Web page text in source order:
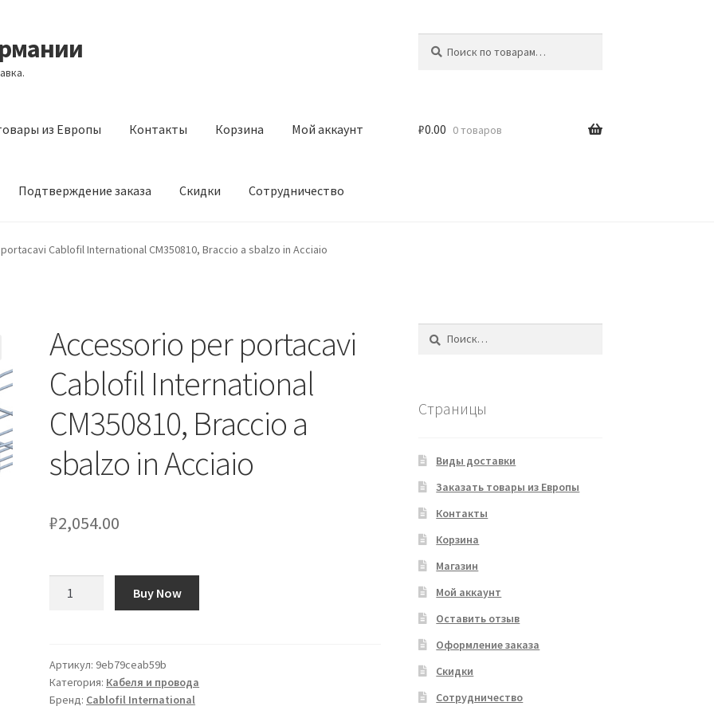
из Европы Контакты Корзина Мой аккаунт
Подтверждение заказа Скидки Сотрудничество
ЕвропыКонтакты КорзинаМой аккаунт Оставить отзыв
₽0.00 0 товаров
Cablofil International CM350810, Braccio a sbalzo in Acciaio
Accessorio per portacavi
Cablofil International
CM350810, Braccio a
sbalzo in Acciaio
₽2,054.00
portacavi
Cablofil
International
Buy Now
Артикул: 9eb79ceab59b
Категория: Кабеля и провода
Бренд: Cablofil International
Страницы
Виды доставки
Заказать товары из Европы
Контакты
Корзина
Магазин
Мой аккаунт
Оставить отзыв
Оформление заказа
Скидки
Сотрудничество